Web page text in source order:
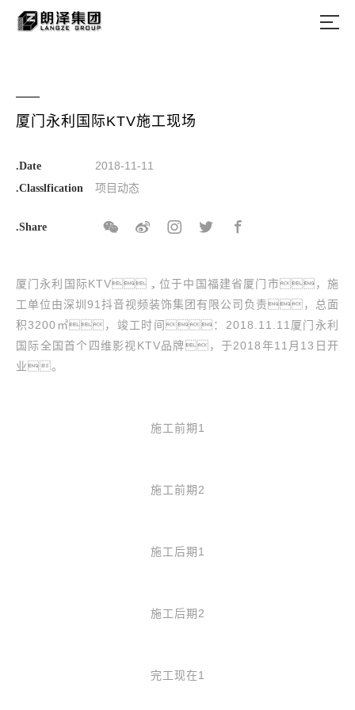
厦门永利国际KTV施工现场
.Date 2018-11-11
.Classlfication 项目动态
.Share
厦门永利国际KTV，位于中国福建省厦门市，施
工单位由深圳91抖音视频装饰集团有限公司负责，总面
积3200㎡，竣工时间：2018.11.11厦门永利
国际全国首个四维影视KTV品牌，于2018年11月13日开
业。
施工前期1
施工前期2
施工后期1
施工后期2
完工现在1